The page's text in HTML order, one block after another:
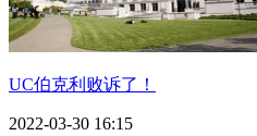
UC伯克利败诉了！
2022-03-30 16:15